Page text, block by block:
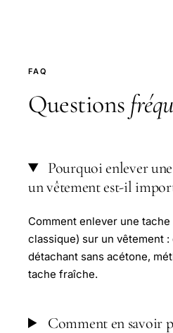
FAQ
Questions
Pourquoi enlever
un vêtement est-il
Comment enlever une
classique) sur un vêtement :
détachant sans acétone,
tache fraîche.
Comment en savoir